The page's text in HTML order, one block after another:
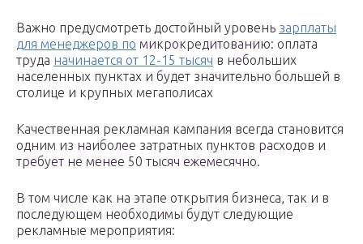
Важно предусмотреть достойный уровень зарплаты
для менеджеров по микрокредитованию: оплата
труда начинается от 12-15 тысяч в небольших
населенных пунктах и будет значительно большей в
столице и крупных мегаполисах
Качественная рекламная кампания всегда становится
одним из наиболее затратных пунктов расходов и
требует не менее 50 тысяч ежемесячно.
В том числе как на этапе открытия бизнеса, так и в
последующем необходимы будут следующие
рекламные мероприятия: